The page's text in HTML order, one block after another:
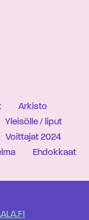
Arkisto
Yleisölle / liput
Voittajat 2024
Ehdokkaat